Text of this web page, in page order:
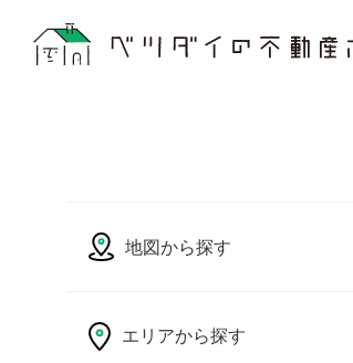
地図から探す
エリアから探す